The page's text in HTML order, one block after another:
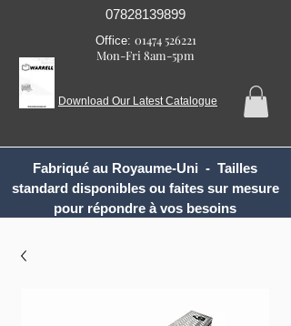
07828139899
Office: 01474 526221
Mon-Fri 8am-5pm
Download Our Latest Catalogue
Fabriqué au Royaume-Uni - Tailles
standard disponibles ou faites sur mesure
pour répondre à vos besoins